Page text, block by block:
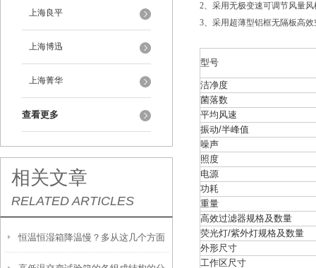
上海良平
上海博迅
上海菁华
查看更多
相关文章
RELATED ARTICLES
恒温恒湿箱降温慢？多从这几个方面
2、采用无极变速可调节风量
3、采用超薄型铝框无隔板高
型号
洁净度
菌落数
平均风速
振动/半峰值
噪声
照度
电源
功耗
重量
高效过滤器规格及数量
荧光灯/紫外灯规格及数量
外形尺寸
工作区尺寸